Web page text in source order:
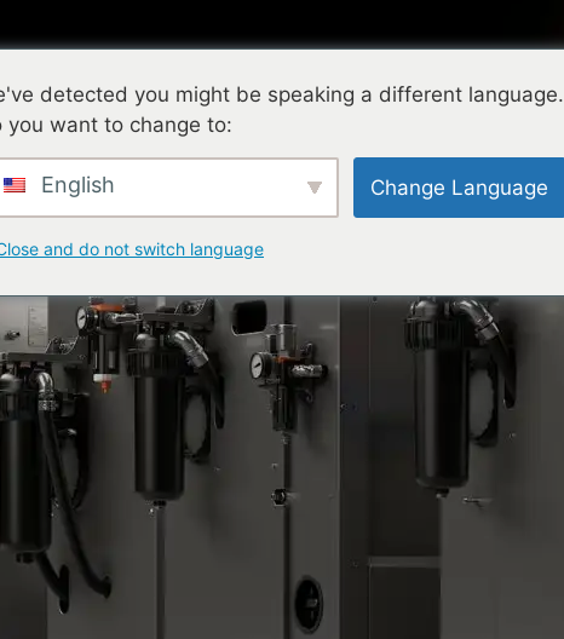
technologia
detected you might be speaking a different language.
you want to change to:
English Change Language
and do not switch language